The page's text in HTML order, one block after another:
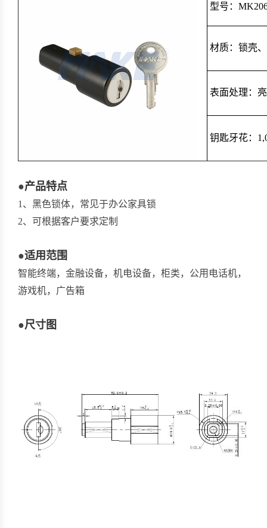
型号：
材质：锁壳
表面处理：
钥匙牙花：
●产品特点
1、黑色锁体，常见于办公家具锁
2、可根据客户要求定制
●适用范围
智能终端，金融设备，机电设备，柜类，公用电话机，
游戏机，广告箱
●尺寸图